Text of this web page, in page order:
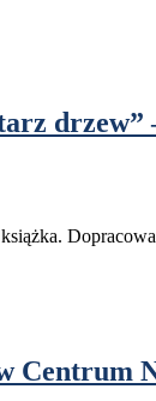
Centrum